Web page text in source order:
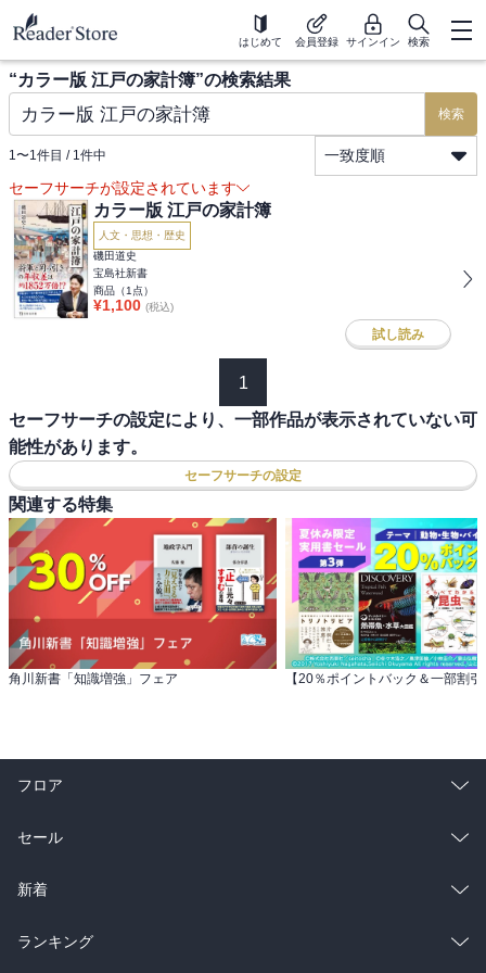
はじめて 会員登録 サインイン 検索
“カラー版 江戸の家計簿”の検索結果
検索
1〜1件目 / 1件中
一致度順
セーフサーチが設定されています
カラー版 江戸の家計簿
人文・思想・歴史
磯田道史
宝島社新書
商品（1 点）
¥1,100 (税込)
試し読み
1
セーフサーチの設定により、一部作品が表示されていない可
能性があります。
セーフサーチの設定
関連する特集
角川新書「知識増強」フェア
フロア
総合
ラノベ
雑誌・グラビア
セール
総合
ラノベ
新着
総合
ランキング